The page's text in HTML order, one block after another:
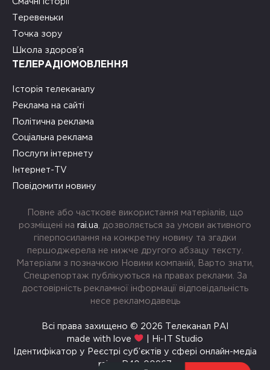
Смачні історії
Теревеньки
Точка зору
Школа здоров’я
ТЕЛЕРАДІОМОВЛЕННЯ
Історія телеканалу
Реклама на сайті
Політична реклама
Соціальна реклама
Послуги інтернету
Інтернет-TV
Повідомити новину
Повне або часткове використання матеріалів, що
розміщені на rai.ua , дозволяється за умови активного
гіперпосилання на конкретну новину та згадки
першоджерела не нижче другого абзацу тексту.
Матеріали з позначкою Новини компаній, Варто знати,
Спецрепортаж публікуються на правах реклами. За
достовірність рекламної інформації відповідальність
несе рекламодавець
Всі права захищено © 2026 Телеканал РАІ
made with love
| Hi-IT Studio
Ідентифікатор у Реєстрі суб’єктів у сфері онлайн-медіа
rai.ua R40-00967